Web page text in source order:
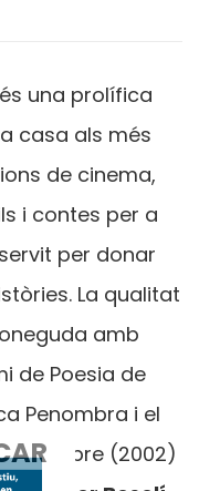
una prolífica
casa als més
de cinema,
i contes per a
per donar
La qualitat
amb
de Poesia de
Penombra i el
de l'Ebre (2002)